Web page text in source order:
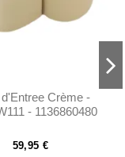
d'Entree Crème -
- 1136860480
59,95 €